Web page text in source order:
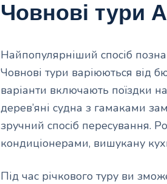
Човнові тури
Найпопулярніший спосіб
Човнові тури варіюються від
варіанти включають поїздки
дерев’яні судна з гамаками
зручний спосіб пересування.
кондиціонерами, вишукану
Під час річкового туру ви